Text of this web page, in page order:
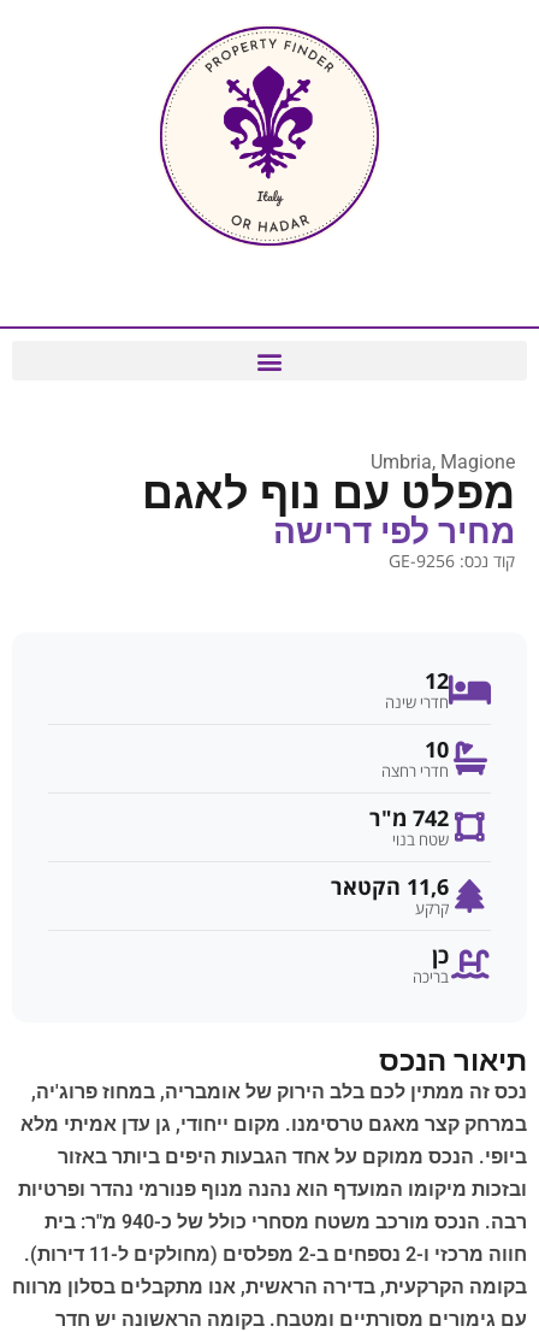
Umbria, Magione
מפלט עם נוף לאגם
מחיר לפי דרישה
קוד נכס: GE-9256
12
חדרי שינה
10
חדרי רחצה
742 מ"ר
שטח בנוי
11,6 הקטאר
קרקע
כן
בריכה
תיאור הנכס
נכס זה ממתין לכם בלב הירוק של אומבריה, במחוז פרוג'יה,
במרחק קצר מאגם טרסימנו. מקום ייחודי, גן עדן אמיתי מלא
ביופי. הנכס ממוקם על אחד הגבעות היפים ביותר באזור
ובזכות מיקומו המועדף הוא נהנה מנוף פנורמי נהדר ופרטיות
רבה. הנכס מורכב משטח מסחרי כולל של כ-940 מ"ר: בית
חווה מרכזי ו-2 נספחים ב-2 מפלסים (מחולקים ל-11 דירות).
בקומה הקרקעית, בדירה הראשית, אנו מתקבלים בסלון מרווח
עם גימורים מסורתיים ומטבח. בקומה הראשונה יש חדר